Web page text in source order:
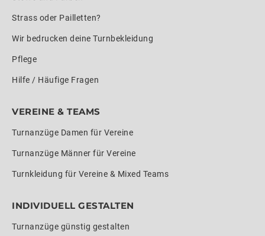
Strass oder Pailletten?
Wir bedrucken deine Turnbekleidung
Pflege
Hilfe / Häufige Fragen
VEREINE & TEAMS
Turnanzüge Damen für Vereine
Turnanzüge Männer für Vereine
Turnkleidung für Vereine & Mixed Teams
INDIVIDUELL GESTALTEN
Turnanzüge günstig gestalten